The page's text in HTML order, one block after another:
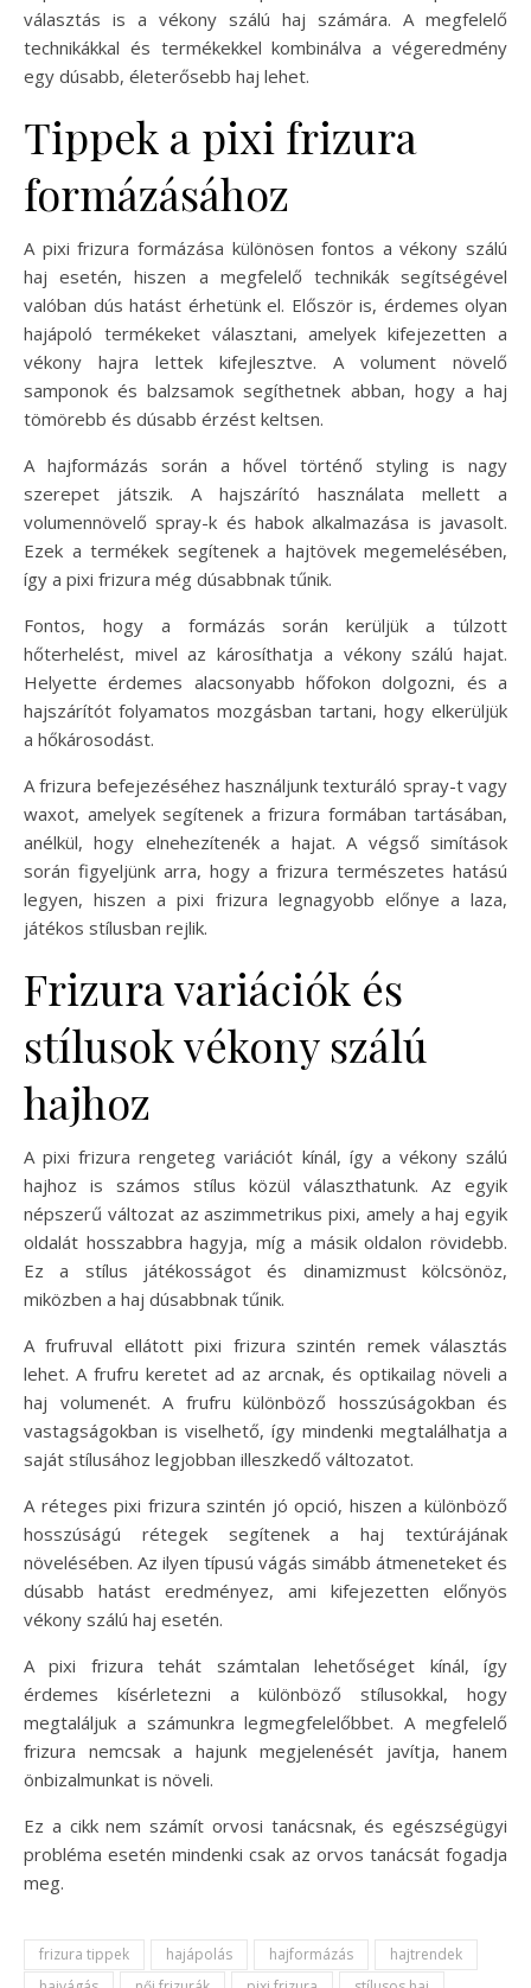
választás is a vékony szálú haj számára. A megfelelő
technikákkal és termékekkel kombinálva a végeredmény
egy dúsabb, életerősebb haj lehet.
Tippek a pixi frizura
formázásához
A pixi frizura formázása különösen fontos a vékony szálú
haj esetén, hiszen a megfelelő technikák segítségével
valóban dús hatást érhetünk el. Először is, érdemes olyan
hajápoló termékeket választani, amelyek kifejezetten a
vékony hajra lettek kifejlesztve. A volument növelő
samponok és balzsamok segíthetnek abban, hogy a haj
tömörebb és dúsabb érzést keltsen.
A hajformázás során a hővel történő styling is nagy
szerepet játszik. A hajszárító használata mellett a
volumennövelő spray-k és habok alkalmazása is javasolt.
Ezek a termékek segítenek a hajtövek megemelésében,
így a pixi frizura még dúsabbnak tűnik.
Fontos, hogy a formázás során kerüljük a túlzott
hőterhelést, mivel az károsíthatja a vékony szálú hajat.
Helyette érdemes alacsonyabb hőfokon dolgozni, és a
hajszárítót folyamatos mozgásban tartani, hogy elkerüljük
a hőkárosodást.
A frizura befejezéséhez használjunk texturáló spray-t vagy
waxot, amelyek segítenek a frizura formában tartásában,
anélkül, hogy elnehezítenék a hajat. A végső simítások
során figyeljünk arra, hogy a frizura természetes hatású
legyen, hiszen a pixi frizura legnagyobb előnye a laza,
játékos stílusban rejlik.
Frizura variációk és
stílusok vékony szálú
hajhoz
A pixi frizura rengeteg variációt kínál, így a vékony szálú
hajhoz is számos stílus közül választhatunk. Az egyik
népszerű változat az aszimmetrikus pixi, amely a haj egyik
oldalát hosszabbra hagyja, míg a másik oldalon rövidebb.
Ez a stílus játékosságot és dinamizmust kölcsönöz,
miközben a haj dúsabbnak tűnik.
A frufruval ellátott pixi frizura szintén remek választás
lehet. A frufru keretet ad az arcnak, és optikailag növeli a
haj volumenét. A frufru különböző hosszúságokban és
vastagságokban is viselhető, így mindenki megtalálhatja a
saját stílusához legjobban illeszkedő változatot.
A réteges pixi frizura szintén jó opció, hiszen a különböző
hosszúságú rétegek segítenek a haj textúrájának
növelésében. Az ilyen típusú vágás simább átmeneteket és
dúsabb hatást eredményez, ami kifejezetten előnyös
vékony szálú haj esetén.
A pixi frizura tehát számtalan lehetőséget kínál, így
érdemes kísérletezni a különböző stílusokkal, hogy
megtaláljuk a számunkra legmegfelelőbbet. A megfelelő
frizura nemcsak a hajunk megjelenését javítja, hanem
önbizalmunkat is növeli.
Ez a cikk nem számít orvosi tanácsnak, és egészségügyi
probléma esetén mindenki csak az orvos tanácsát fogadja
meg.
frizura tippek hajápolás hajformázás
hajtrendek